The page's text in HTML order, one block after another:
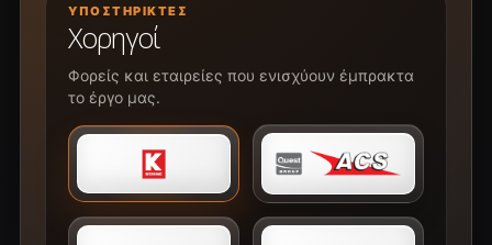
ΥΠΟΣΤΗΡΙΚΤΈΣ
Χορηγοί
Φορείς και εταιρείες που ενισχύουν έμπρακτα
το έργο μας.